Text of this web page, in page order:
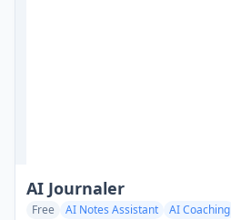
AI Journaler
Free AI Notes Assistant AI Coaching